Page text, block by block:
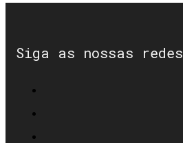
Siga as nossas redes